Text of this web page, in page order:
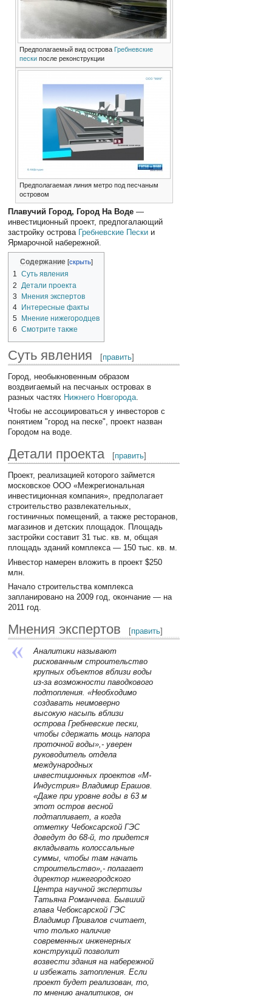
Предполагаемый вид острова Гребневские
пескипосле реконструкции
Предполагаемая линия метро под песчаным
островом
Плавучий Город, Город На Воде —
инвестиционный проект, предпогалающий
застройку острова Гребневские Пески и
Ярмарочной набережной.
Содержание
1
Суть явления
2
Детали проекта
3
Мнения экспертов
4
Интересные факты
5
Мнение нижегородцев
6
Смотрите также
Суть явления [править]
Город, необыкновенным образом
воздвигаемый на песчаных островах в
разных частях Нижнего Новгорода
Чтобы не ассоциироваться у инвесторов с
понятием "город на песке", проект назван
Городом на воде.
Детали проекта [править]
Проект, реализацией которого займется
московское ООО «Межрегиональная
инвестиционная компания», предполагает
строительство развлекательных,
гостиничных помещений, а также ресторанов,
магазинов и детских площадок. Площадь
застройки составит 31 тыс. кв. м, общая
площадь зданий комплекса — 150 тыс. кв. м.
Инвестор намерен вложить в проект $250
млн.
Начало строительства комплекса
запланировано на 2009 год, окончание — на
2011 год.
Мнения экспертов [править]
Аналитики называют
рискованным строительство
крупных объектов вблизи воды
из-за возможности паводкового
подтопления. «Необходимо
создавать неимоверно
высокую насыпь вблизи
острова Гребневские пески,
чтобы сдержать мощь напора
проточной воды»,- уверен
руководитель отдела
международных
инвестиционных проектов «М-
Индустрия» Владимир Ерашов.
«Даже при уровне воды в 63 м
этот остров весной
подтапливает, а когда
отметку Чебоксарской ГЭС
доведут до 68-й, то придется
вкладывать колоссальные
суммы, чтобы там начать
строительство»,- полагает
директор нижегородского
Центра научной экспертизы
Татьяна Романчева. Бывший
глава Чебоксарской ГЭС
Владимир Привалов считает,
что только наличие
современных инженерных
конструкций позволит
возвести здания на набережной
и избежать затопления. Если
проект будет реализован, то,
по мнению аналитиков, он